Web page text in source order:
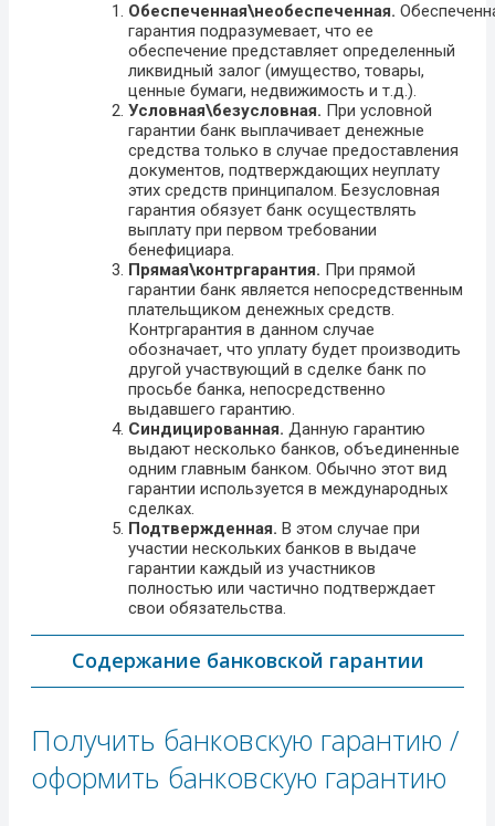
Обеспеченная\необеспеченная.
гарантия подразумевает, что ее
обеспечение представляет определенный
ликвидный залог (имущество, товары,
ценные бумаги, недвижимость и т.д.).
Условная\безусловная. При условной
гарантии банк выплачивает денежные
средства только в случае предоставления
документов, подтверждающих неуплату
этих средств принципалом. Безусловная
гарантия обязует банк осуществлять
выплату при первом требовании
бенефициара.
Прямая\контргарантия. При прямой
гарантии банк является непосредственным
плательщиком денежных средств.
Контргарантия в данном случае
обозначает, что уплату будет производить
другой участвующий в сделке банк по
просьбе банка, непосредственно
выдавшего гарантию.
Синдицированная. Данную гарантию
выдают несколько банков, объединенные
одним главным банком. Обычно этот вид
гарантии используется в международных
сделках.
Подтвержденная. В этом случае при
участии нескольких банков в выдаче
гарантии каждый из участников
полностью или частично подтверждает
свои обязательства.
Содержание банковской гарантии
Получить банковскую гарантию /
оформить банковскую гарантию